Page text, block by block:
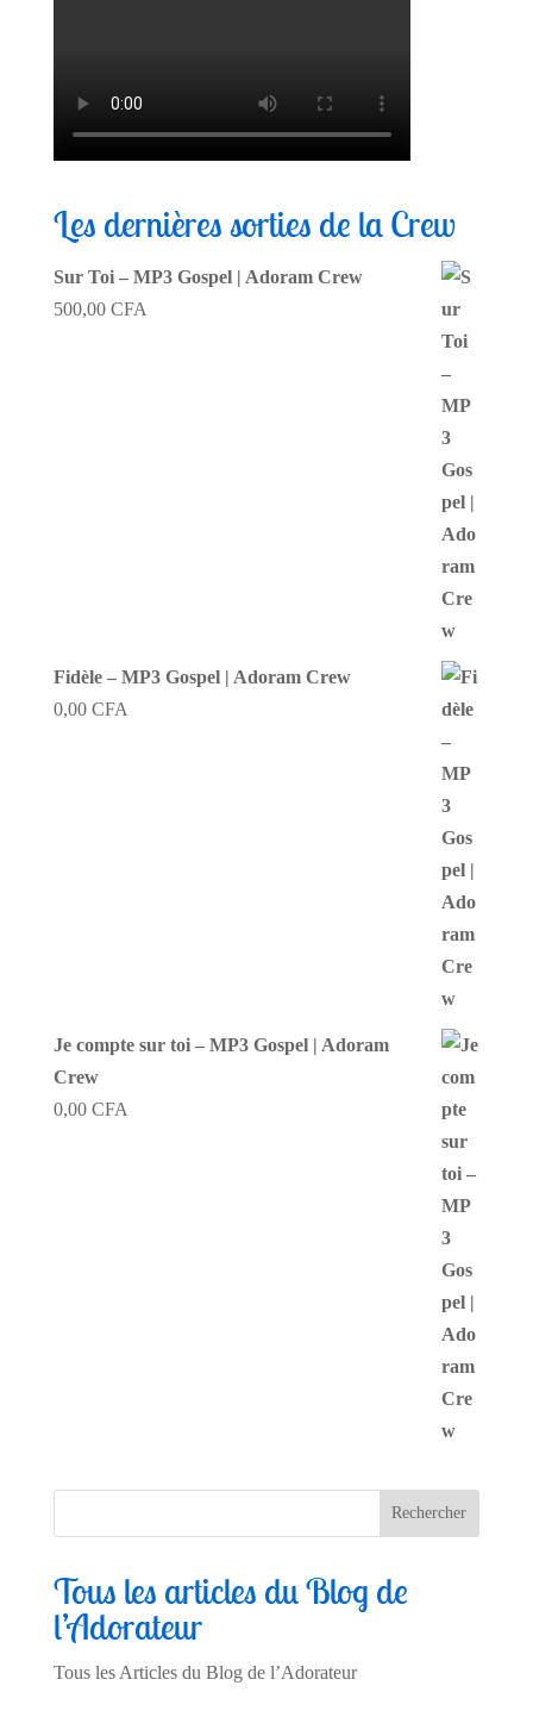
Les dernières sorties de la Crew
Sur Toi – MP3 Gospel | Adoram Crew
500,00 CFA
Fidèle – MP3 Gospel | Adoram Crew
0,00 CFA
Je compte sur toi – MP3 Gospel | Adoram
Crew
0,00 CFA
Tous les articles du Blog de
l’Adorateur
Tous les Articles du Blog de l’Adorateur